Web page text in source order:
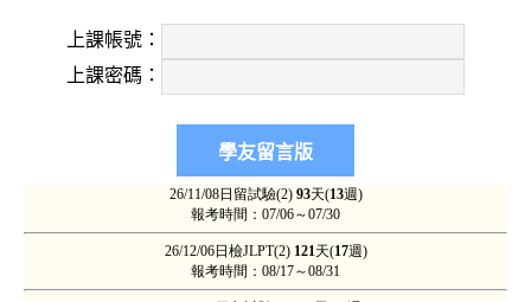
上課帳號：
上課密碼：